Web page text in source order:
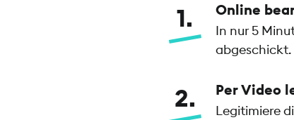
Bargeldeinzahlung am Automaten
1 Online
In nur 5
abgeschickt.
2 Per Video
Legitimiere